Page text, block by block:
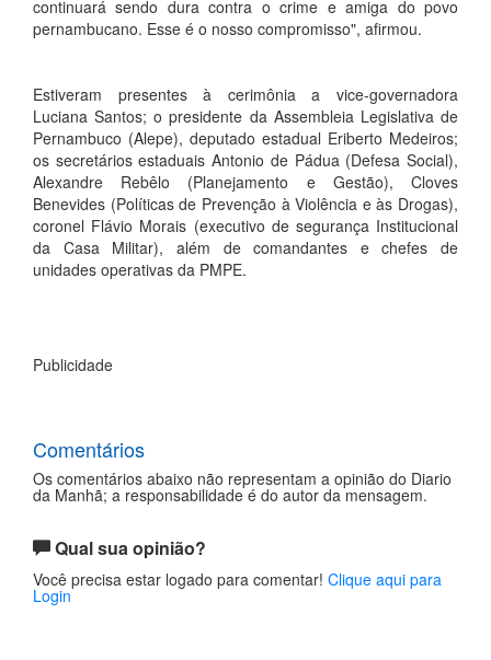
continuará sendo dura contra o crime e amiga do povo
pernambucano. Esse é o nosso compromisso", afirmou.
Estiveram presentes à cerimônia a vice-governadora
Luciana Santos; o presidente da Assembleia Legislativa de
Pernambuco (Alepe), deputado estadual Eriberto Medeiros;
os secretários estaduais Antonio de Pádua (Defesa Social),
Alexandre Rebêlo (Planejamento e Gestão), Cloves
Benevides (Políticas de Prevenção à Violência e às Drogas),
coronel Flávio Morais (executivo de segurança Institucional
da Casa Militar), além de comandantes e chefes de
unidades operativas da PMPE.
Publicidade
Comentários
Os comentários abaixo não representam a opinião do Diario
da Manhã; a responsabilidade é do autor da mensagem.
Qual sua opinião?
Você precisa estar logado para comentar! Clique aqui para
Login